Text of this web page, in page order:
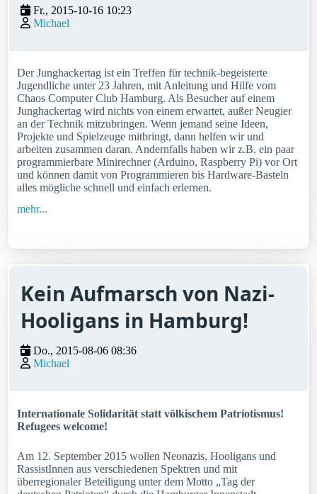
Fr., 2015-10-16 10:23
Michael
Der Junghackertag ist ein Treffen für technik-begeisterte
Jugendliche unter 23 Jahren, mit Anleitung und Hilfe vom
Chaos Computer Club Hamburg. Als Besucher auf einem
Junghackertag wird nichts von einem erwartet, außer Neugier
an der Technik mitzubringen. Wenn jemand seine Ideen,
Projekte und Spielzeuge mitbringt, dann helfen wir und
arbeiten zusammen daran. Andernfalls haben wir z.B. ein paar
programmierbare Minirechner (Arduino, Raspberry Pi) vor Ort
und können damit von Programmieren bis Hardware-Basteln
alles mögliche schnell und einfach erlernen.
mehr...
Kein Aufmarsch von Nazi-
Hooligans in Hamburg!
Do., 2015-08-06 08:36
Michael
Internationale Solidarität statt völkischem Patriotismus!
Refugees welcome!
Am 12. September 2015 wollen Neonazis, Hooligans und
RassistInnen aus verschiedenen Spektren und mit
überregionaler Beteiligung unter dem Motto „Tag der